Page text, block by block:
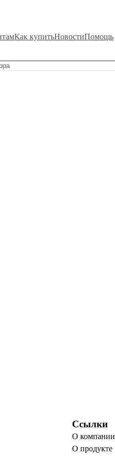
Как купитьНовостиПомощь
Ссылки
О компании
О продукте